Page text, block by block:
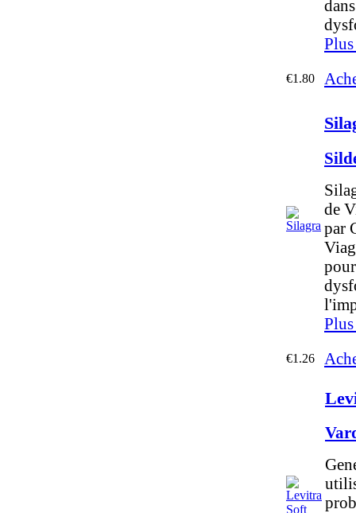
€1.80
de
par
€1.26